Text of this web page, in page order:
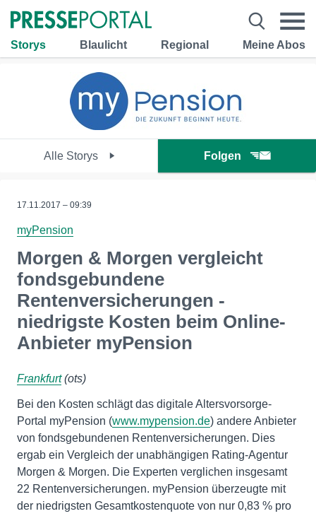
Storys Blaulicht Regional Meine Abos
Alle Storys Folgen
17.11.2017 – 09:39
myPension
Morgen & Morgen vergleicht
fondsgebundene
Rentenversicherungen -
niedrigste Kosten beim Online-
Anbieter myPension
Frankfurt(ots)
Bei den Kosten schlägt das digitale Altersvorsorge-
Portal myPension (www.mypension.de) andere Anbieter
von fondsgebundenen Rentenversicherungen. Dies
ergab ein Vergleich der unabhängigen Rating-Agentur
Morgen & Morgen. Die Experten verglichen insgesamt
22 Rentenversicherungen. myPension überzeugte mit
der niedrigsten Gesamtkostenquote von nur 0,83 % pro